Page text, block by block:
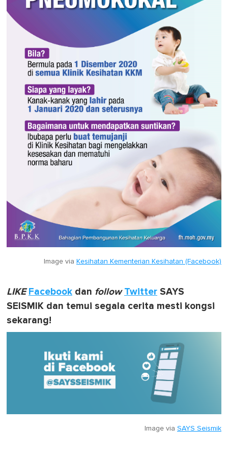
Image via Kesihatan Kementerian Kesihatan (Facebook)
LIKE Facebook dan follow Twitter SAYS
SEISMIK dan temui segala cerita mesti kongsi
sekarang!
Image via SAYS Seismik